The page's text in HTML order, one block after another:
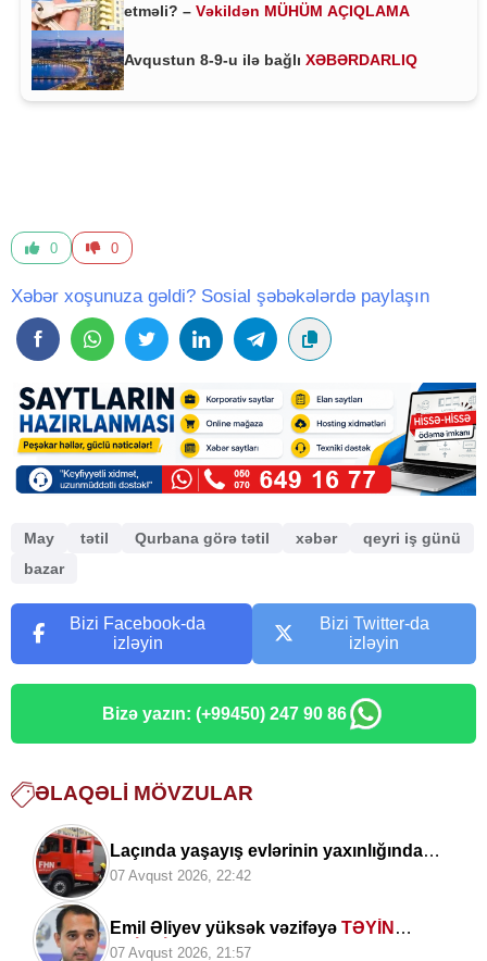
etməli? – Vəkildən MÜHÜM AÇIQLAMA
Avqustun 8-9-u ilə bağlı XƏBƏRDARLIQ
0 0
Xəbər xoşunuza gəldi? Sosial şəbəkələrdə paylaşın
May tətil Qurbana görə tətil xəbər
qeyri iş günü
bazar
Bizi Facebook-da
izləyin
Bizi Twitter-da
izləyin
Bizə yazın: (+99450) 247 90 86
ƏLAQƏLI MÖVZULAR
Laçında yaşayış evlərinin yaxınlığında
yanğın
07 Avqust 2026, 22:42
Emil Əliyev yüksək vəzifəyə TƏYİN
EDİLDİ
07 Avqust 2026, 21:57